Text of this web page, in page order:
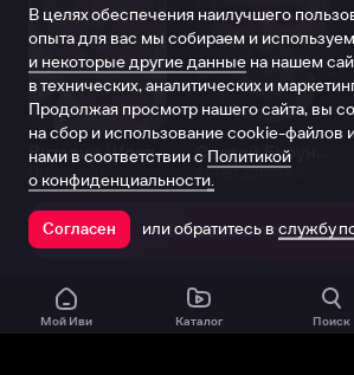
от
родителей
фамилию
Тиеннал,
которую
спустя
годы
Когда
после
средней
школы
Виталий Шляппо
Продюсер Актёр дубляжа
Открыть в
Мой Иви Каталог Поиск
В целях обеспечения наилучшего
опыта для вас мы собираем и используем
и некоторые другие данные на нашем
в технических, аналитических и
Продолжая просмотр нашего сайта, вы
на сбор и использование cookie-файлов
нами в соответствии с Политикой
о конфиденциальности.
Согласен или обратитесь в службу